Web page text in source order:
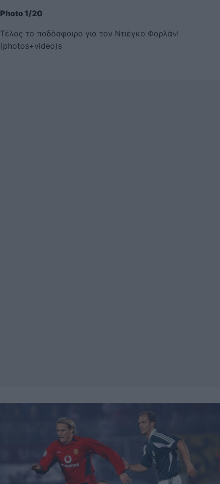
Photo 1/20
Τέλος το ποδόσφαιρο για τον Ντιέγκο Φορλάν!
(photos+video)s